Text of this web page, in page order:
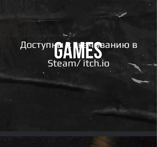
Доступны к скачиванию в
Steam/ itch.io